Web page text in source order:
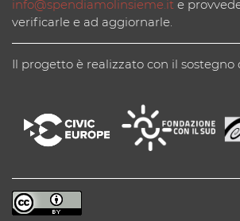
info@spendiamolinsieme.it e
verificarle e ad aggiornarle.
Il progetto è realizzato con il sostegno